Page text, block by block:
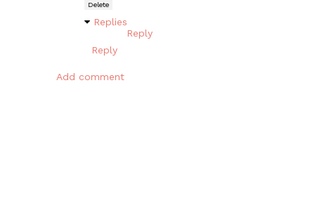
Delete
Replies
Reply
Reply
Add comment